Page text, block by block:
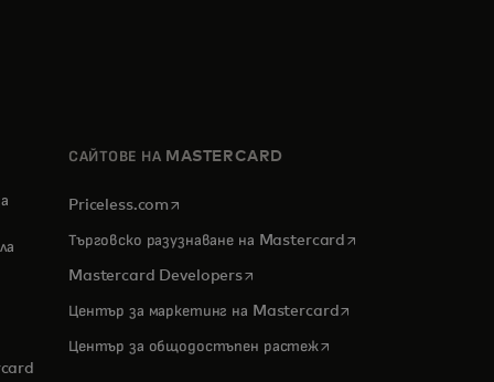
tab
САЙТОВЕ НА MASTERCARD
Priceless.com opens in a new tab
Търговско разузнаване на Mastercard opens in a new tab
Mastercard Developersopens in a new tab
Център за маркетинг на Mastercardopens in a new tab
Център за общодостъпен растежopens in a new tab